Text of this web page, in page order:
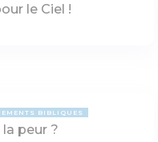
le Ciel !
BIBLIQUES
peur ?